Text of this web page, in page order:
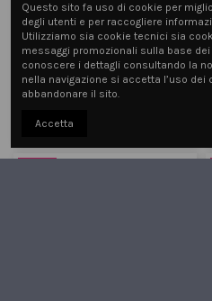
Gel Color
22 - Bluejeans
5,79 €8,90 €
Questo sito fa uso di cookie per
degli utenti e per raccogliere
Utilizziamo sia cookie tecnici sia
messaggi promozionali sulla base
conoscere i dettagli consultando la
nella navigazione si accetta l’uso
abbandonare il sito.
Accetta